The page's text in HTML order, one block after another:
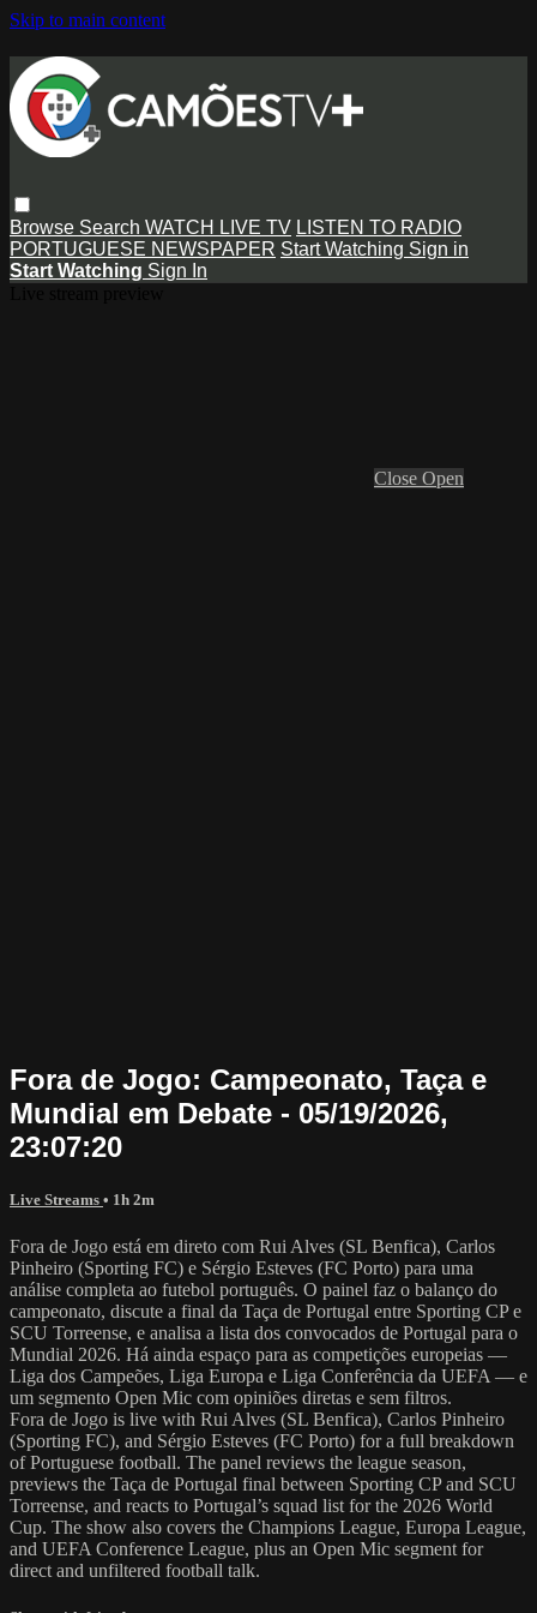
Skip to main content
Browse Search WATCH LIVE TV LISTEN TO RADIO
PORTUGUESE NEWSPAPER Start Watching Sign in
Start Watching Sign In
Close Open
Fora de Jogo: Campeonato, Taça e
Mundial em Debate - 05/19/2026,
23:07:20
Live Streams • 1h 2m
Fora de Jogo está em direto com Rui Alves (SL Benfica), Carlos
Pinheiro (Sporting FC) e Sérgio Esteves (FC Porto) para uma
análise completa ao futebol português. O painel faz o balanço do
campeonato, discute a final da Taça de Portugal entre Sporting CP e
SCU Torreense, e analisa a lista dos convocados de Portugal para o
Mundial 2026. Há ainda espaço para as competições europeias —
Liga dos Campeões, Liga Europa e Liga Conferência da UEFA — e
um segmento Open Mic com opiniões diretas e sem filtros.
Fora de Jogo is live with Rui Alves (SL Benfica), Carlos Pinheiro
(Sporting FC), and Sérgio Esteves (FC Porto) for a full breakdown
of Portuguese football. The panel reviews the league season,
previews the Taça de Portugal final between Sporting CP and SCU
Torreense, and reacts to Portugal’s squad list for the 2026 World
Cup. The show also covers the Champions League, Europa League,
and UEFA Conference League, plus an Open Mic segment for
direct and unfiltered football talk.